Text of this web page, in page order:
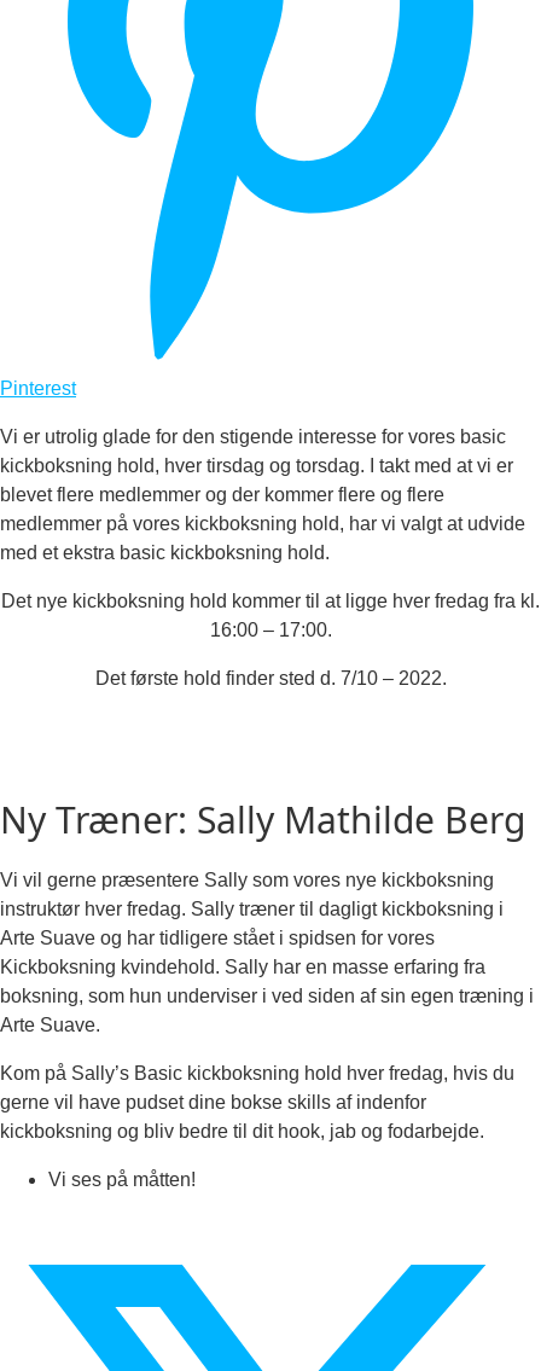
Pinterest
Vi er utrolig glade for den stigende interesse for vores basic
kickboksning hold, hver tirsdag og torsdag. I takt med at vi er
blevet flere medlemmer og der kommer flere og flere
medlemmer på vores kickboksning hold, har vi valgt at udvide
med et ekstra basic kickboksning hold.
Det nye kickboksning hold kommer til at ligge hver fredag fra kl.
16:00 – 17:00.
Det første hold finder sted d. 7/10 – 2022.
Ny Træner: Sally Mathilde Berg
Vi vil gerne præsentere Sally som vores nye kickboksning
instruktør hver fredag. Sally træner til dagligt kickboksning i
Arte Suave og har tidligere stået i spidsen for vores
Kickboksning kvindehold. Sally har en masse erfaring fra
boksning, som hun underviser i ved siden af sin egen træning i
Arte Suave.
Kom på Sally’s Basic kickboksning hold hver fredag, hvis du
gerne vil have pudset dine bokse skills af indenfor
kickboksning og bliv bedre til dit hook, jab og fodarbejde.
Vi ses på måtten!